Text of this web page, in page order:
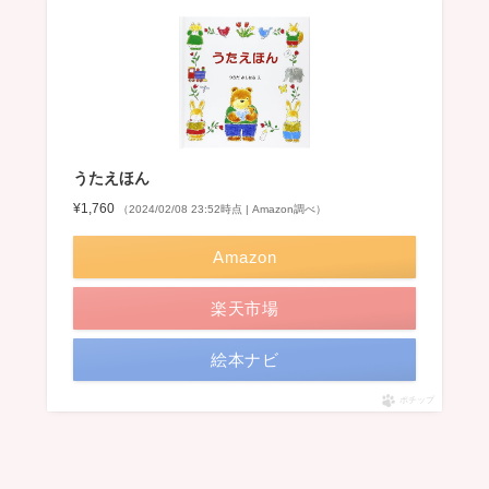
うたえほん
¥1,760 （2024/02/08 23:52時点 | Amazon調べ）
Amazon
楽天市場
絵本ナビ
ポチップ